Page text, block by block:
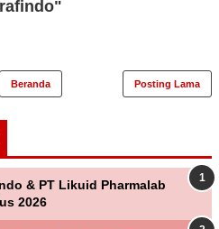
Posting Lama
Beranda
& PT Likuid Pharmalab
2026